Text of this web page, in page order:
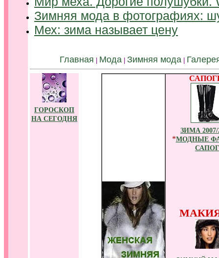
Зимняя мода в фотографиях:
Мех: зима называет цену
Главная Мода Зимняя мода
ГОРОСКОП
НА СЕГОДНЯ
ЗИМА 2007/
*МОДНЫЕ
САПОГ